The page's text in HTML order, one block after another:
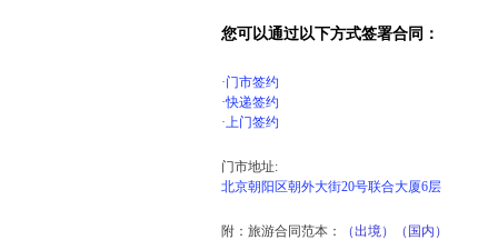
您可以通过以下方式签署合同：
·门市签约
·快递签约
·上门签约
门市地址:
北京朝阳区朝外大街20号联合大厦6层
附：旅游合同范本： （出境） （国内）